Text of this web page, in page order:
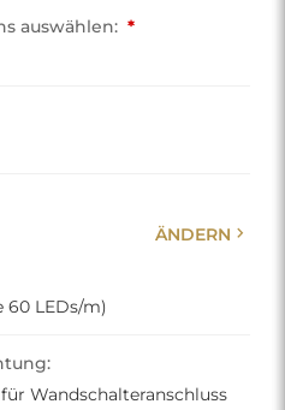
auswählen: *
ÄNDERN chevron_right
60 LEDs/m)
Wandschalteranschluss